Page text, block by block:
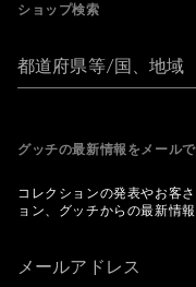
ショップ検索
都道府県等/国、地域
グッチの最新情報をメール
コレクションの発表やお客
ョン、グッチからの最新情
メールアドレス